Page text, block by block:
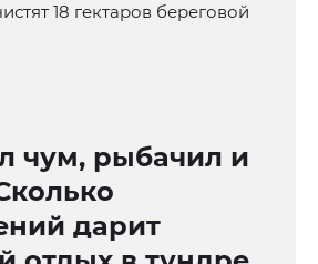
18 гектаров береговой
чум, рыбачил и
дарит